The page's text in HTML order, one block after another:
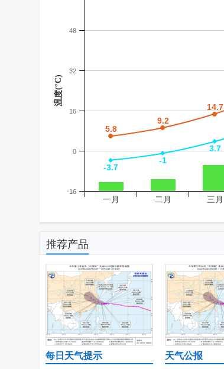
温度(°C)
5.8
5.8
9.2
9.2
14.7
14.7
-3.7
-3.7
-1
-1
3.7
3.7
一月 二月 三月
-16
0
16
32
48
推荐产品
每日天气提示 天气公报